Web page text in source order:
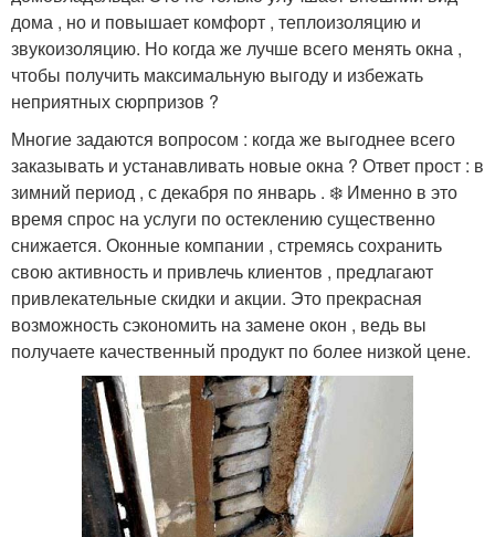
дома , но и повышает комфорт , теплоизоляцию и
звукоизоляцию. Но когда же лучше всего менять окна ,
чтобы получить максимальную выгоду и избежать
неприятных сюрпризов ?
Многие задаются вопросом : когда же выгоднее всего
заказывать и устанавливать новые окна ? Ответ прост : в
зимний период , с декабря по январь . ❄️ Именно в это
время спрос на услуги по остеклению существенно
снижается. Оконные компании , стремясь сохранить
свою активность и привлечь клиентов , предлагают
привлекательные скидки и акции. Это прекрасная
возможность сэкономить на замене окон , ведь вы
получаете качественный продукт по более низкой цене.